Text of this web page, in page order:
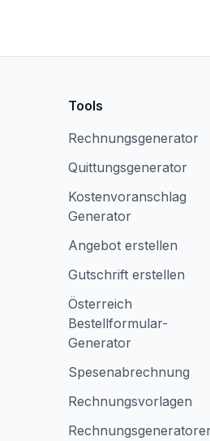
Tools
Rechnungsgenerator
Quittungsgenerator
Kostenvoranschlag
Generator
Angebot erstellen
Gutschrift erstellen
Österreich
Bestellformular-
Generator
Spesenabrechnung
Rechnungsvorlagen